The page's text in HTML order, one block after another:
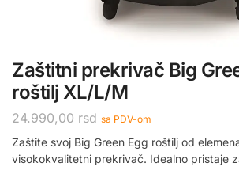
Zaštitni prekrivač Big
roštilj XL/L/M
24.990,00 rsd sa PDV-om
Zaštite svoj Big Green Egg roštilj od
visokokvalitetni prekrivač. Idealno pristaje